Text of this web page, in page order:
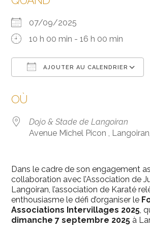
07/09/2025
10 h 00 min - 16 h 00 min
AJOUTER AU CALENDRIER
OÙ
Dojo & Stade de Langoiran
Avenue Michel Picon ,
Dans le cadre de son engagement
collaboration avec l’Association de
Langoiran, l’association de Karaté
enthousiasme le défi d’organiser le
Associations Intervillages 2025,
dimanche 7 septembre 2025 à